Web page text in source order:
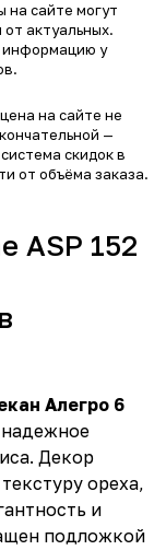
на сайте могут
от актуальных.
информацию у
на сайте не
—
скидок в
от объёма заказа.
ASP 152
Алегро 6
надежное
Декор
ореха,
и
подложкой